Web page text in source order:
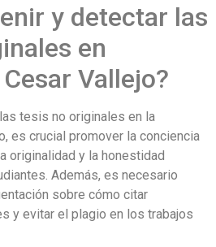
y detectar las
en
Vallejo?
tesis no originales en la
es crucial promover la conciencia
originalidad y la honestidad
Además, es necesario
sobre cómo citar
y evitar el plagio en los trabajos